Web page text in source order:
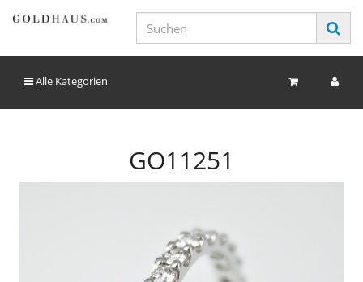
Alle Kategorien
GO11251